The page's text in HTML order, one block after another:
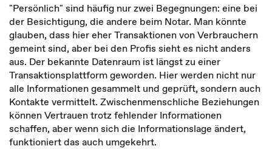
"Persönlich" sind häufig nur zwei Begegnungen: eine bei
der Besichtigung, die andere beim Notar. Man könnte
glauben, dass hier eher Transaktionen von Verbrauchern
gemeint sind, aber bei den Profis sieht es nicht anders
aus. Der bekannte Datenraum ist längst zu einer
Transaktionsplattform geworden. Hier werden nicht nur
alle Informationen gesammelt und geprüft, sondern auch
Kontakte vermittelt. Zwischenmenschliche Beziehungen
können Vertrauen trotz fehlender Informationen
schaffen, aber wenn sich die Informationslage ändert,
funktioniert das auch umgekehrt.